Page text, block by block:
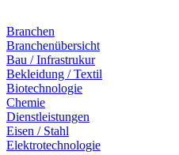
Branchen
Branchenübersicht
Bau / Infrastrukur
Bekleidung / Textil
Biotechnologie
Chemie
Dienstleistungen
Eisen / Stahl
Elektrotechnologie